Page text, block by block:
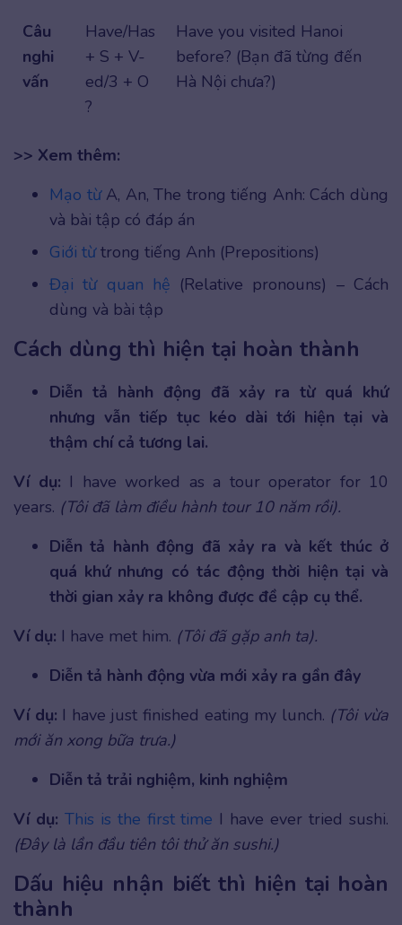
Câu
nghi
vấn
Have/Has
+ S + V-
ed/3 + O
?
Have you visited Hanoi
before? (Bạn đã từng đến
Hà Nội chưa?)
>> Xem thêm:
Mạo từA, An, The trong tiếng Anh: Cách dùng
và bài tập có đáp án
Giới từtrong tiếng Anh (Prepositions)
Đại từ quan hệ (Relative pronouns) – Cách
dùng và bài tập
Cách dùng thì hiện tại hoàn thành
Diễn tả hành động đã xảy ra từ quá khứ
nhưng vẫn tiếp tục kéo dài tới hiện tại và
thậm chí cả tương lai.
Ví dụ: I have worked as a tour operator for 10
years. (Tôi đã làm điều hành tour 10 năm rồi).
Diễn tả hành động đã xảy ra và kết thúc ở
quá khứ nhưng có tác động thời hiện tại và
thời gian xảy ra không được đề cập cụ thể.
Ví dụ: I have met him. (Tôi đã gặp anh ta).
Diễn tả hành động vừa mới xảy ra gần đây
Ví dụ: I have just finished eating my lunch. (Tôi vừa
mới ăn xong bữa trưa.)
Diễn tả trải nghiệm, kinh nghiệm
Ví dụ: This is the first time I have ever tried sushi.
(Đây là lần đầu tiên tôi thử ăn sushi.)
Dấu hiệu nhận biết thì hiện tại hoàn
thành